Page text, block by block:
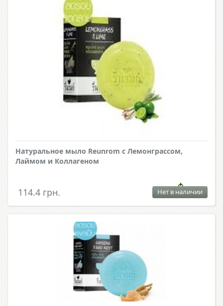
Натуральное мыло Reunrom с Лемонграссом,
Лаймом и Коллагеном
114.4 грн. Нет в наличии